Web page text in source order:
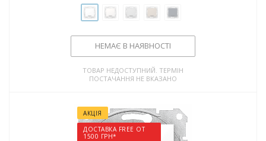
НЕМАЄ В НАЯВНОСТІ
ТОВАР НЕДОСТУПНИЙ. ТЕРМІН
ПОСТАЧАННЯ НЕ ВКАЗАНО
АКЦІЯ
ДОСТАВКА FREE ОТ
1500 ГРН*